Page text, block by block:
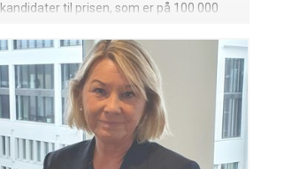
kandidater til prisen, som er på 100 000